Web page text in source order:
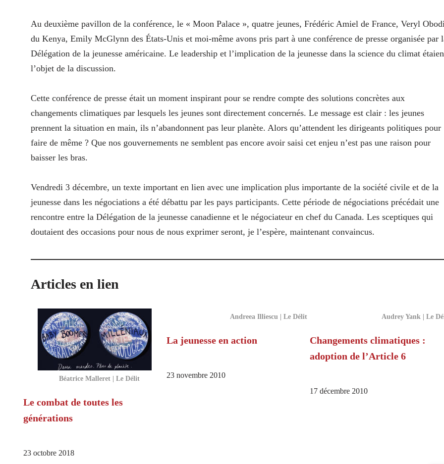
Au deuxième pavillon de la conférence, le « Moon Palace », quatre jeunes, Frédéric Amiel de France, Veryl
du Kenya, Emily McGlynn des États-Unis et moi-même avons pris part à une conférence de presse organisée par
Délégation de la jeunesse américaine. Le leadership et l’implication de la jeunesse dans la science du climat
l’objet de la discussion.
Cette conférence de presse était un moment inspirant pour se rendre compte des solutions concrètes aux
changements climatiques par lesquels les jeunes sont directement concernés. Le message est clair : les jeunes
prennent la situation en main, ils n’abandonnent pas leur planète. Alors qu’attendent les dirigeants politiques pour
faire de même ? Que nos gouvernements ne semblent pas encore avoir saisi cet enjeu n’est pas une raison pour
baisser les bras.
Vendredi 3 décembre, un texte important en lien avec une implication plus importante de la société civile et de la
jeunesse dans les négociations a été débattu par les pays participants. Cette période de négociations précédait une
rencontre entre la Délégation de la jeunesse canadienne et le négociateur en chef du Canada. Les sceptiques qui
doutaient des occasions pour nous de nous exprimer seront, je l’espère, maintenant convaincus.
Articles en lien
Béatrice Malleret | Le Délit
Le combat de toutes les
générations
23 octobre 2018
Andreea Illiescu | Le Délit
La jeunesse en action
23 novembre 2010
Audrey Yank | Le
Changements climatiques :
adoption de l’Article 6
17 décembre 2010